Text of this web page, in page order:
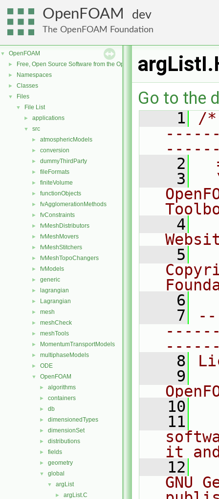
OpenFOAM dev
The OpenFOAM Foundation
▼ OpenFOAM
► Free, Open Source Software from the OpenFOAM Foundation
► Namespaces
► Classes
▼ Files
▼ File List
► applications
▼ src
► atmosphericModels
► conversion
► dummyThirdParty
► fileFormats
► finiteVolume
► functionObjects
► fvAgglomerationMethods
► fvConstraints
► fvMeshDistributors
► fvMeshMovers
► fvMeshStitchers
► fvMeshTopoChangers
► fvModels
► generic
► lagrangian
► Lagrangian
► mesh
► meshCheck
► meshTools
► MomentumTransportModels
► multiphaseModels
► ODE
▼ OpenFOAM
► algorithms
► containers
► db
► dimensionedTypes
► dimensionSet
► distributions
► fields
► geometry
▼ global
▼ argList
► argList.C
Go to the
    1
/
    2
    3
    4
    5
    6
    7
    8
    9
   10
   11
it
   12
GNU